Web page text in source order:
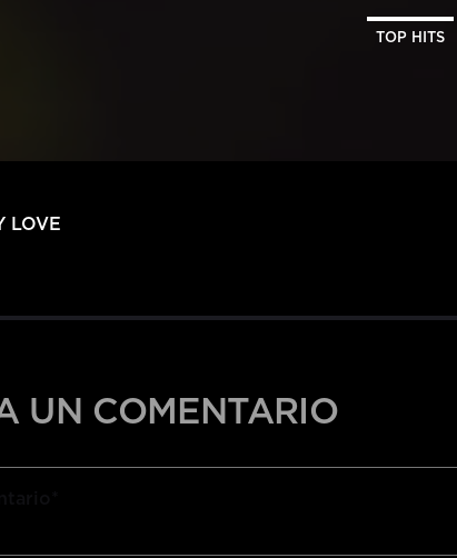
TOP HITS
LOVE
UN COMENTARIO